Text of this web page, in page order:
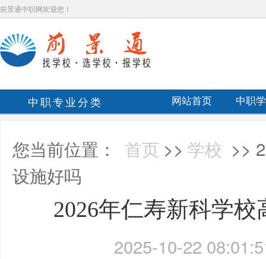
前景通中职网欢迎您！
中职专业分类 网站首页 中职
您当前位置： 首页 >> 学校 >>
设施好吗
2026年仁寿新科学
2025-10-22